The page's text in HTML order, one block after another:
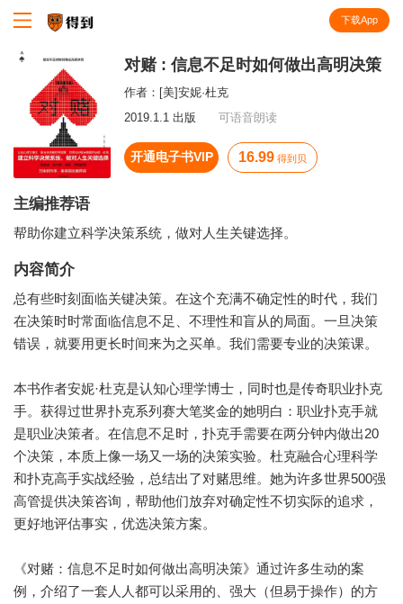
下载App
对赌 : 信息不足时如何做出高明决策
作者： [美]安妮·杜克
2019.1.1 出版
可语音朗读
开通电子书VIP 16.99 得到贝
主编推荐语
帮助你建立科学决策系统，做对人生关键选择。
内容简介
总有些时刻面临关键决策。在这个充满不确定性的时代，我们
在决策时时常面临信息不足、不理性和盲从的局面。一旦决策
错误，就要用更长时间来为之买单。我们需要专业的决策课。
本书作者安妮·杜克是认知心理学博士，同时也是传奇职业扑克
手。获得过世界扑克系列赛大笔奖金的她明白：职业扑克手就
是职业决策者。在信息不足时，扑克手需要在两分钟内做出20
个决策，本质上像一场又一场的决策实验。杜克融合心理科学
和扑克高手实战经验，总结出了对赌思维。她为许多世界500强
高管提供决策咨询，帮助他们放弃对确定性不切实际的追求，
更好地评估事实，优选决策方案。
《对赌：信息不足时如何做出高明决策》通过许多生动的案
例，介绍了一套人人都可以采用的、强大（但易于操作）的方